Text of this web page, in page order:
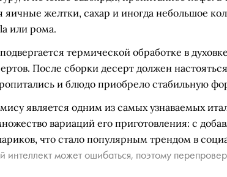
яичные желтки, сахар и иногда небольшое
или рома.
термической обработке в
После сборки десерт должен
и блюдо приобрело стабильную
является одним из самых узнаваемых
вариаций его приготовления: с
что стало популярным трендом в
интеллект может ошибаться, поэтому